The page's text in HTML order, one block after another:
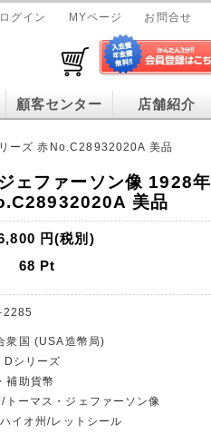
ログイン MYページ お問合せ
顧客センター 店舗紹介
ーズ 赤No.C28932020A 美品
ェファーソン像 1928年
美品
円(税別)
68 Pt
2285
衆国 (USA造幣局)
シリーズ
補助貨幣
ーマス・ジェファーソン像
イオ州/レットシール